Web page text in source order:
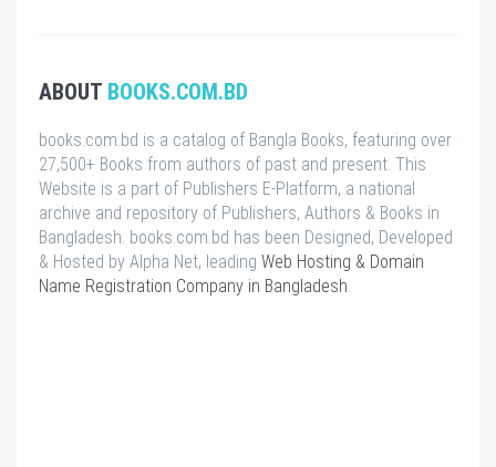
ABOUT BOOKS.COM.BD
books.com.bd is a catalog of Bangla Books, featuring over
27,500+ Books from authors of past and present. This
Website is a part of Publishers E-Platform, a national
archive and repository of Publishers, Authors & Books in
Bangladesh. books.com.bd has been Designed, Developed
& Hosted by Alpha Net, leading Web Hosting & Domain
Name Registration Company in Bangladesh